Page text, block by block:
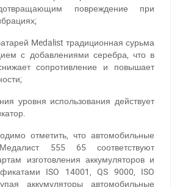
повреждение при
Medalist традиционная сурьма
с добавлениями серебра, что в
сопротивление и повышает
уровня использования действует
отметить, что автомобильные
555 65 соответствуют
изготовления аккумуляторов и
ISO 14001, QS 9000, ISO
аккумуляторы автомобильные
- дзвоніть, пишіть у Viber / Telegram